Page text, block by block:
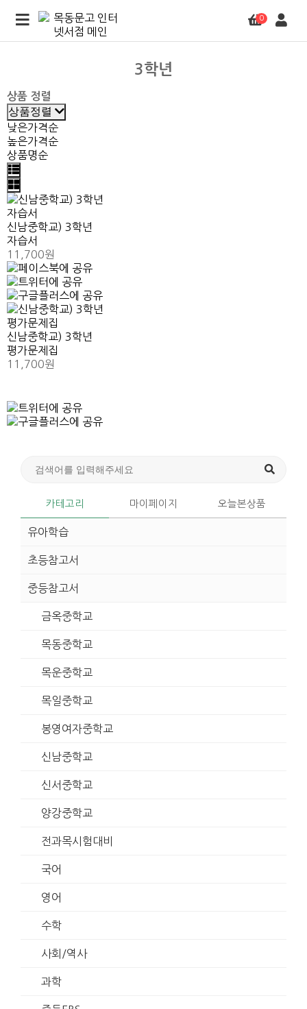
0
3학년
상품 정렬
상품정렬
낮은가격순
높은가격순
상품명순
신남중학교) 3학년
자습서
11,700원
신남중학교) 3학년
평가문제집
11,700원
카테고리 마이페이지 오늘본상품
유아학습
초등참고서
중등참고서
금옥중학교
목동중학교
목운중학교
목일중학교
봉영여자중학교
신남중학교
신서중학교
양강중학교
전과목시험대비
국어
영어
수학
사회/역사
과학